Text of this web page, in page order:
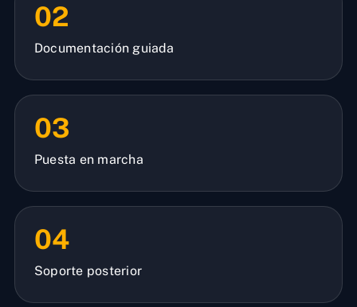
02
Documentación guiada
03
Puesta en marcha
04
Soporte posterior